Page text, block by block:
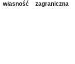
własność zagraniczna